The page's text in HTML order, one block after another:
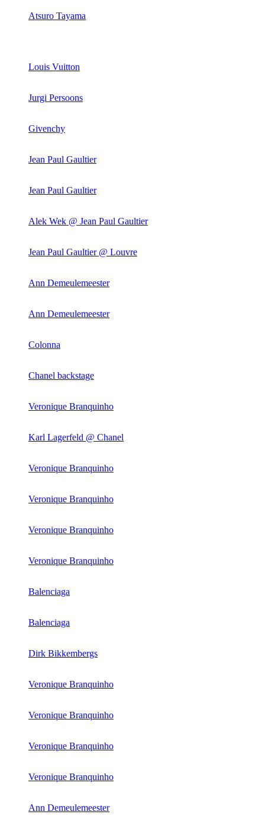
Atsuro Tayama
Louis Vuitton
Jurgi Persoons
Givenchy
Jean Paul Gaultier
Jean Paul Gaultier
Alek Wek @ Jean Paul Gaultier
Jean Paul Gaultier @ Louvre
Ann Demeulemeester
Ann Demeulemeester
Colonna
Chanel backstage
Veronique Branquinho
Karl Lagerfeld @ Chanel
Veronique Branquinho
Veronique Branquinho
Veronique Branquinho
Veronique Branquinho
Balenciaga
Balenciaga
Dirk Bikkembergs
Veronique Branquinho
Veronique Branquinho
Veronique Branquinho
Veronique Branquinho
Ann Demeulemeester